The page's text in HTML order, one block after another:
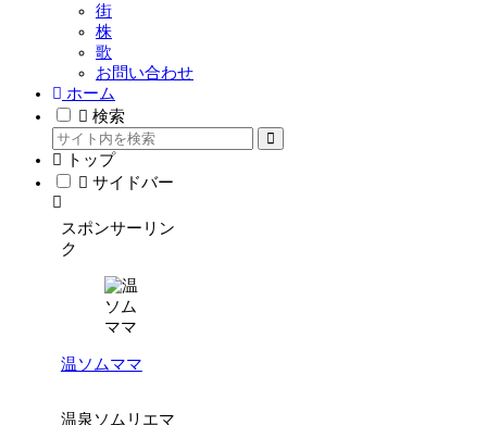
街
株
歌
お問い合わせ
ホーム
検索
トップ
サイドバー
スポンサーリン
ク
温ソムママ
温泉ソムリエマ